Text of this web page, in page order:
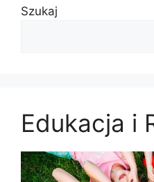
Szukaj
Edukacja i